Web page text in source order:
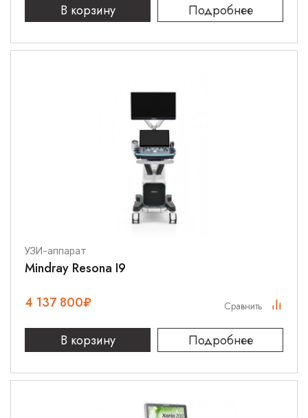
В корзину Подробнее
УЗИ-аппарат
Mindray Resona I9
4 137 800₽
В корзину Подробнее
Сравнить